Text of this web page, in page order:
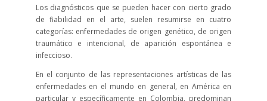
Los diagnósticos que se pueden hacer con cierto grado
de fiabilidad en el arte, suelen resumirse en cuatro
categorías: enfermedades de origen genético, de origen
traumático e intencional, de aparición espontánea e
infeccioso.
En el conjunto de las representaciones artísticas de las
enfermedades en el mundo en general, en América en
particular y específicamente en Colombia, predominan